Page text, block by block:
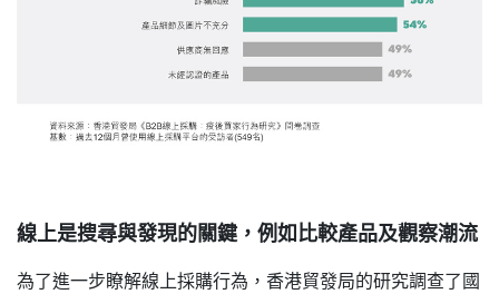
線上是搜尋與發現的關鍵，例如比較產品及觀察潮流
為了進一步瞭解線上採購行為，香港貿發局的研究調查了國